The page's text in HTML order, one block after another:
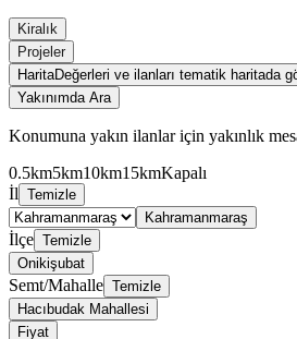
Kiralık
Projeler
HaritaDeğerleri ve ilanları tematik haritada
Yakınımda Ara
Konumuna yakın ilanlar için yakınlık
0.5km5km10km15kmKapalı
İl Temizle
Kahramanmaraş
İlçe Temizle
Onikişubat
Semt/Mahalle Temizle
Hacıbudak Mahallesi
Fiyat